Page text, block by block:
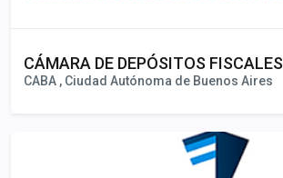
CÁMARA DE DEPÓSITOS FISCALES
CABA , Ciudad Autónoma de Buenos Aires